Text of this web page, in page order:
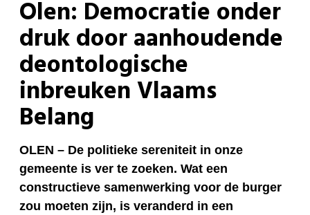
Olen: Democratie onder
druk door aanhoudende
deontologische
inbreuken Vlaams
Belang
OLEN – De politieke sereniteit in onze
gemeente is ver te zoeken. Wat een
constructieve samenwerking voor de burger
zou moeten zijn, is veranderd in een